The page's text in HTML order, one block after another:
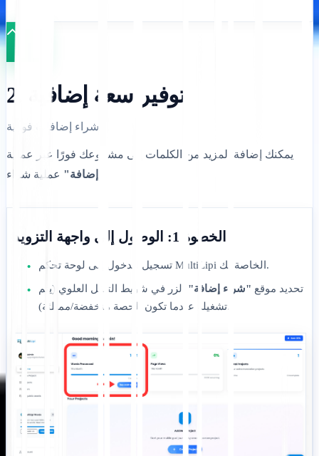
2. توفير سعة إضافية
يمكنك إضافة المزيد من الكلمات إلى مشروعك فورًا عبر عملية
"إضافة"
الخطوة 1: الوصول إلى واجهة التزويد
• تسجيل الدخول إلى لوحة تحكم MultiLipi الخاصة بك.
• تحديد موقع "شراء إضافة" الزر في شريط التنقل العلوي (يتم
تشغيله عندما تكون الحصة منخفضة/ممتلئة).